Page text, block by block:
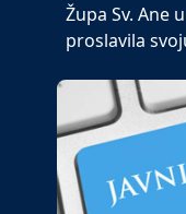
Župa Sv. Ane
proslavila